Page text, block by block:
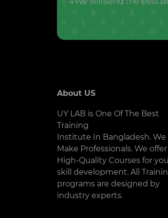
About US
UY LAB is One Of The Best
Training
Institute In Bangladesh. We
Make Professionals. We offer
High-Quality Courses for
skill development. All
programs are designed by
industry experts.